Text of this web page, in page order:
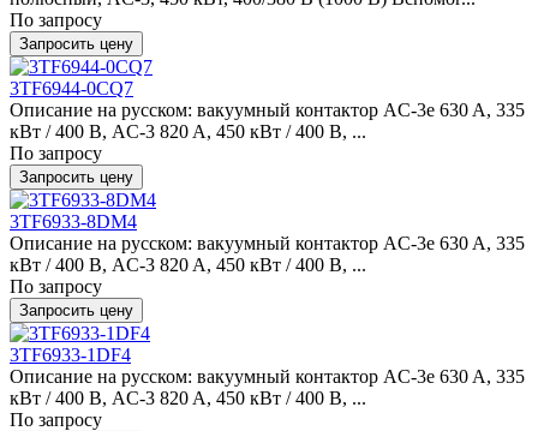
По запросу
Запросить цену
3TF6944-0CQ7
Описание на русском: вакуумный контактор AC-3e 630 A, 335
кВт / 400 В, AC-3 820 A, 450 кВт / 400 В, ...
По запросу
Запросить цену
3TF6933-8DM4
Описание на русском: вакуумный контактор AC-3e 630 A, 335
кВт / 400 В, AC-3 820 A, 450 кВт / 400 В, ...
По запросу
Запросить цену
3TF6933-1DF4
Описание на русском: вакуумный контактор AC-3e 630 A, 335
кВт / 400 В, AC-3 820 A, 450 кВт / 400 В, ...
По запросу